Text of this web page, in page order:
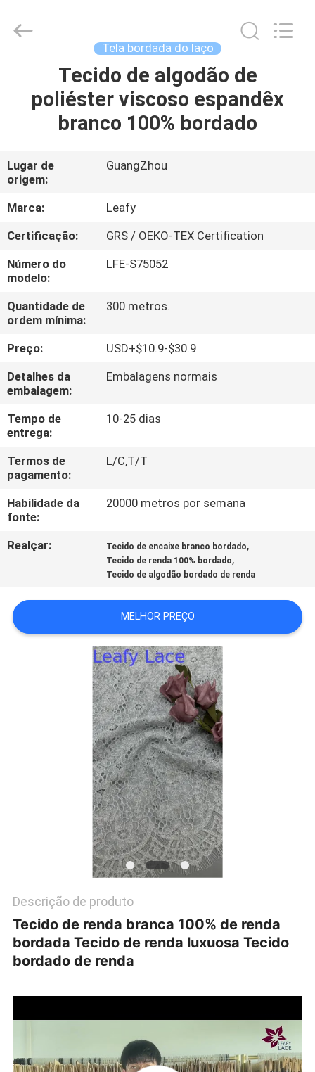
PRODUTOS
QUEM
SOMOS
FÁBRICA
CONTROLE
DE
QUALIDADE
FALE
CONOSCO
NOTÍCIAS
PEDIR UM
ORÇAMENTO
MAPA
SITE
PRIVACIDADE
Textiles
Tela bordada do laço
Tecido de algodão de
poliéster viscoso espandêx
branco 100% bordado
Lugar de
origem:
GuangZhou
Marca:
Leafy
Certificação:
GRS / OEKO-TEX Certification
Número do
modelo:
LFE-S75052
Quantidade de
ordem mínima:
300 metros.
Preço:
USD+$10.9-$30.9
Detalhes da
embalagem:
Embalagens normais
Tempo de
entrega:
10-25 dias
Termos de
pagamento:
L/C,T/T
Habilidade da
fonte:
20000 metros por semana
Realçar: Tecido de encaixe branco bordado,
Tecido de renda 100% bordado,
Tecido de algodão bordado de renda
MELHOR PREÇO
Descrição de produto
Tecido de renda branca 100% de renda
bordada Tecido de renda luxuosa Tecido
bordado de renda